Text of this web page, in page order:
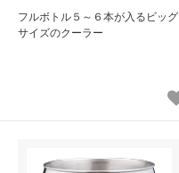
フルボトル５～６本が入るビッグ
サイズのクーラー